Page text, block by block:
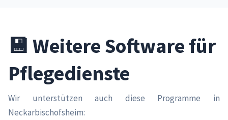
💾 Weitere Software für
Pflegedienste
Wir unterstützen auch diese Programme in
Neckarbischofsheim: